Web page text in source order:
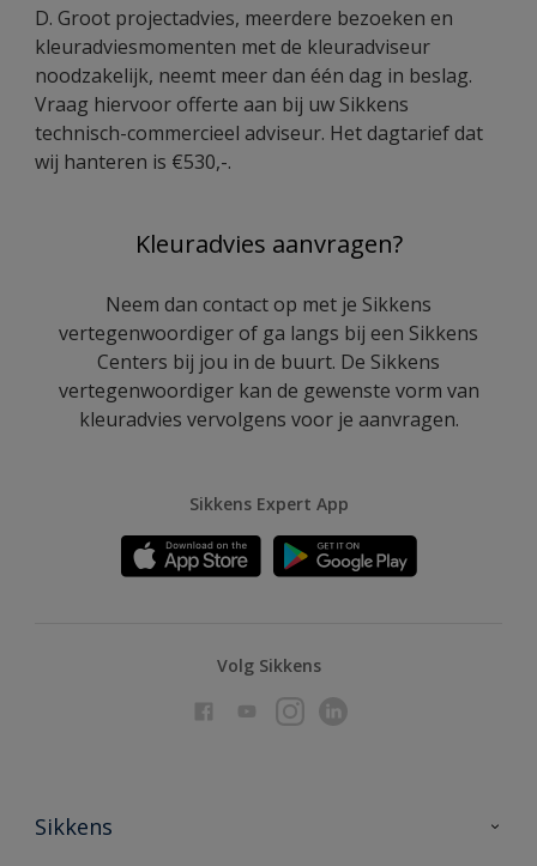
D. Groot projectadvies, meerdere bezoeken en
kleuradviesmomenten met de kleuradviseur
noodzakelijk, neemt meer dan één dag in beslag.
Vraag hiervoor offerte aan bij uw Sikkens
technisch-commercieel adviseur. Het dagtarief dat
wij hanteren is €530,-.
Kleuradvies aanvragen?
Neem dan contact op met je Sikkens
vertegenwoordiger of ga langs bij een Sikkens
Centers bij jou in de buurt. De Sikkens
vertegenwoordiger kan de gewenste vorm van
kleuradvies vervolgens voor je aanvragen.
Sikkens Expert App
Volg Sikkens
Sikkens